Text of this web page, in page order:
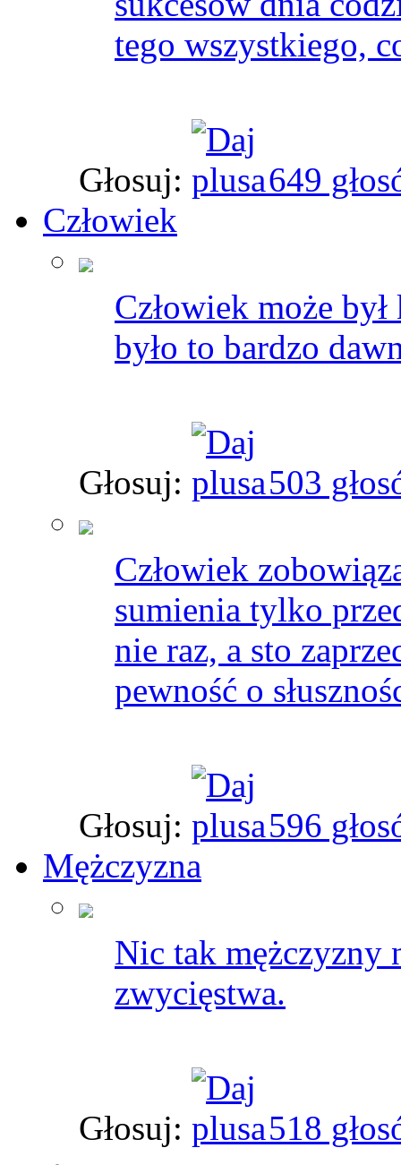
tego wszystkiego,
Głosuj:
649
Człowiek
Człowiek może
było to bardzo
Głosuj: 503
Człowiek
sumienia tylko
nie raz, a sto
pewność o
Głosuj:
596
Mężczyzna
Nic tak mężczyzny
zwycięstwa.
Głosuj: 518